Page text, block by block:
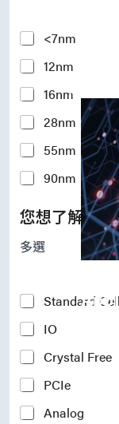
解決方案
Y
o
u
r
I
n
t
e
r
e
s
t
e
P
c
e
s
s
N
o
d
e
*
<7nm
12nm
16nm
28nm
55nm
90nm
您想了解的
多選
Y
o
u
r
I
n
t
e
Standard Cell
IO
Crystal Free
PCIe
Analog